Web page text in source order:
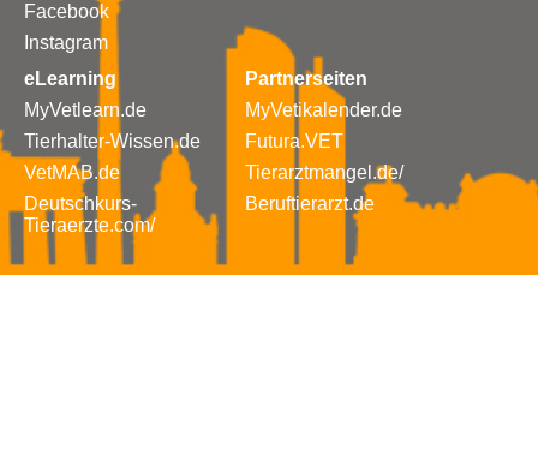
Facebook
Instagram
eLearning
MyVetlearn.de
Tierhalter-Wissen.de
VetMAB.de
Deutschkurs-
Tieraerzte.com/
Partnerseiten
MyVetikalender.de
Futura.VET
Tierarztmangel.de/
Beruftierarzt.de